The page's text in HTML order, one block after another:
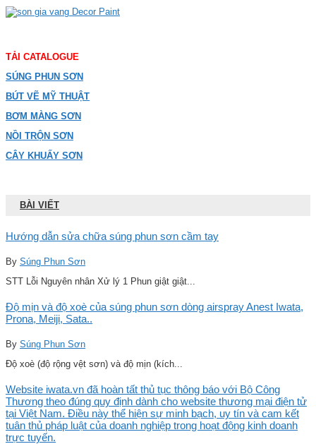
TẢI CATALOGUE
SÚNG PHUN SƠN
BÚT VẼ MỸ THUẬT
BƠM MÀNG SƠN
NỒI TRỘN SƠN
CÂY KHUẤY SƠN
BÀI VIẾT
Hướng dẫn sửa chữa súng phun sơn cầm tay
By Súng Phun Sơn
STT Lỗi Nguyên nhân Xử lý 1 Phun giật giật...
Độ mịn và độ xoè của súng phun sơn dòng airspray Anest Iwata,
Prona, Meiji, Sata..
By Súng Phun Sơn
Độ xoè (độ rộng vệt sơn) và độ mịn (kích...
Website iwata.vn đã hoàn tất thủ tục thông báo với Bộ Công
Thương theo đúng quy định dành cho website thương mại điện tử
tại Việt Nam. Điều này thể hiện sự minh bạch, uy tín và cam kết
tuân thủ pháp luật của doanh nghiệp trong hoạt động kinh doanh
trực tuyến.